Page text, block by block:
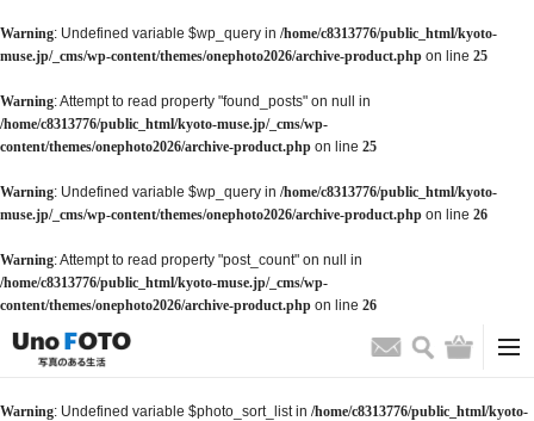
Warning: Undefined variable $wp_query in /home/c8313776/public_html/kyoto-
muse.jp/_cms/wp-content/themes/onephoto2026/archive-product.php on line 25
Warning: Attempt to read property "found_posts" on null in
/home/c8313776/public_html/kyoto-muse.jp/_cms/wp-
content/themes/onephoto2026/archive-product.php on line 25
Warning: Undefined variable $wp_query in /home/c8313776/public_html/kyoto-
muse.jp/_cms/wp-content/themes/onephoto2026/archive-product.php on line 26
Warning: Attempt to read property "post_count" on null in
/home/c8313776/public_html/kyoto-muse.jp/_cms/wp-
content/themes/onephoto2026/archive-product.php on line 26
お問い合わせ
検索 バッグ
Warning: Undefined variable $photo_sort_list in /home/c8313776/public_html/kyoto-